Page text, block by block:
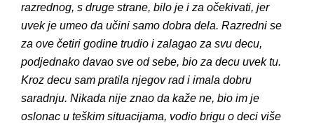
razrednog, s druge strane, bilo je i za očekivati, jer
uvek je umeo da učini samo dobra dela. Razredni se
za ove četiri godine trudio i zalagao za svu decu,
podjednako davao sve od sebe, bio za decu uvek tu.
Kroz decu sam pratila njegov rad i imala dobru
saradnju. Nikada nije znao da kaže ne, bio im je
oslonac u teškim situacijama, vodio brigu o deci više